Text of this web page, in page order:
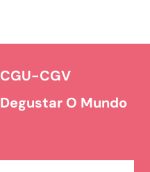
CGU-CGV
Degustar O Mundo